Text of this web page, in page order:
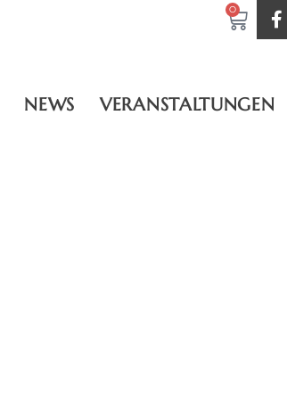
0
NEWS VERANSTALTUNGEN